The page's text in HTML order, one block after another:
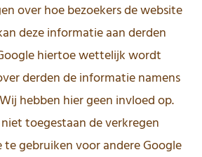
over hoe bezoekers de website
deze informatie aan derden
hiertoe wettelijk wordt
derden de informatie namens
hebben hier geen invloed op.
toegestaan de verkregen
gebruiken voor andere Google